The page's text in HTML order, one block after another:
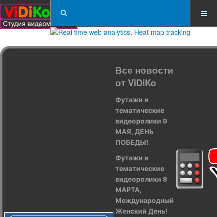
Все новости
от ViDiKo
Футажи и
тематические
видеоролики 9
МАЯ, ДЕНЬ
ПОБЕДЫ!
Футажи и
тематические
видеоролики 8
МАРТА,
Международный
Женский День!